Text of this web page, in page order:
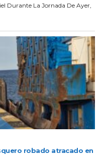
Durante La Jornada De Ayer,
robado atracado en